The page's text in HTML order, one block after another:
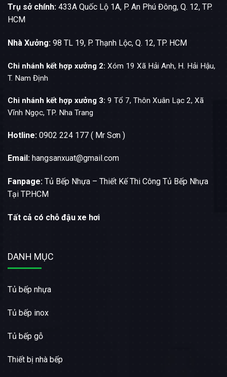
Trụ sở chính: 433A Quốc Lộ 1A, P. An Phú Đông, Q. 12, TP.
HCM
Nhà Xưởng: 98 TL 19, P. Thạnh Lộc, Q. 12, TP. HCM
Chi nhánh kết hợp xưởng 2: Xóm 19 Xã Hải Anh, H. Hải Hậu,
T. Nam Định
Chi nhánh kết hợp xưởng 3: 9 Tổ 7, Thôn Xuân Lạc 2, Xã
Vĩnh Ngọc, TP. Nha Trang
Hotline: 0902 224 177 ( Mr Sơn )
Email: hangsanxuat@gmail.com
Fanpage: Tủ Bếp Nhựa – Thiết Kế Thi Công Tủ Bếp Nhựa
Tại TP.HCM
Tất cả có chỗ đậu xe hơi
DANH MỤC
Tủ bếp nhựa
Tủ bếp inox
Tủ bếp gỗ
Thiết bị nhà bếp